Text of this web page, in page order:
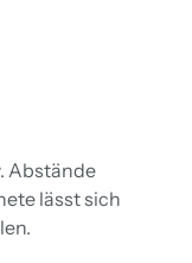
Abstände
lässt sich